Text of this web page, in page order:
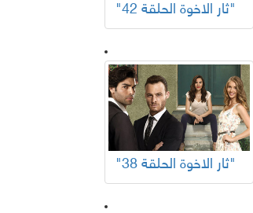
"ثار الاخوة الحلقة 42"
"ثار الاخوة الحلقة 38"